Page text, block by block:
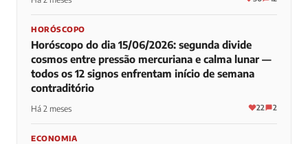
HORÓSCOPO
Horóscopo do dia 15/06/2026: segunda divide
cosmos entre pressão mercuriana e calma lunar —
todos os 12 signos enfrentam início de semana
contraditório
Há 2 meses 22 2
ECONOMIA